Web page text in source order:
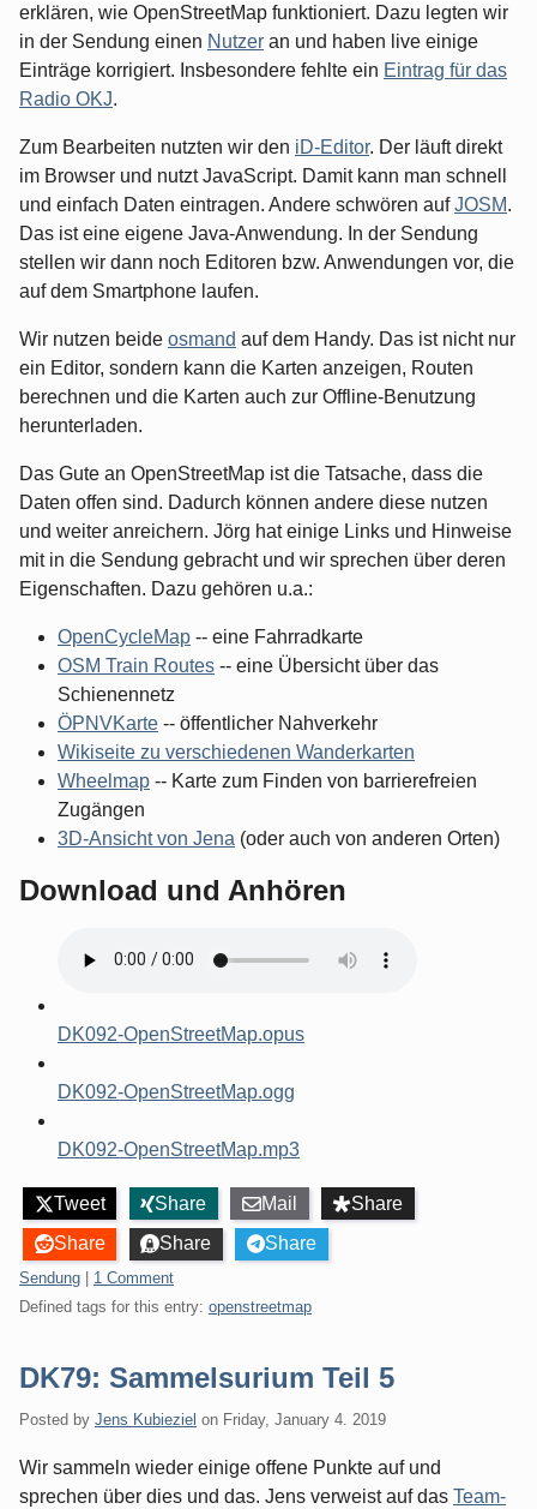
erklären, wie OpenStreetMap funktioniert. Dazu legten wir
in der Sendung einen Nutzer an und haben live einige
Einträge korrigiert. Insbesondere fehlte ein Eintrag für das
Radio OKJ.
Zum Bearbeiten nutzten wir den iD-Editor. Der läuft direkt
im Browser und nutzt JavaScript. Damit kann man schnell
und einfach Daten eintragen. Andere schwören aufJOSM.
Das ist eine eigene Java-Anwendung. In der Sendung
stellen wir dann noch Editoren bzw. Anwendungen vor, die
auf dem Smartphone laufen.
Wir nutzen beide osmand auf dem Handy. Das ist nicht nur
ein Editor, sondern kann die Karten anzeigen, Routen
berechnen und die Karten auch zur Offline-Benutzung
herunterladen.
Das Gute an OpenStreetMap ist die Tatsache, dass die
Daten offen sind. Dadurch können andere diese nutzen
und weiter anreichern. Jörg hat einige Links und Hinweise
mit in die Sendung gebracht und wir sprechen über deren
Eigenschaften. Dazu gehören u.a.:
OpenCycleMap -- eine Fahrradkarte
OSM Train Routes -- eine Übersicht über das
Schienennetz
ÖPNVKarte -- öffentlicher Nahverkehr
Wikiseite zu verschiedenen Wanderkarten
Wheelmap -- Karte zum Finden von barrierefreien
Zugängen
3D-Ansicht von Jena (oder auch von anderen Orten)
Download und Anhören
DK092-OpenStreetMap.opus
DK092-OpenStreetMap.ogg
DK092-OpenStreetMap.mp3
Tweet Share Mail
Share
Share
Share Share
Categories:
Sendung
1 Comment
Defined tags for this entry: openstreetmap
DK79: Sammelsurium Teil 5
Posted by Jens Kubieziel on Friday, January 4. 2019
Wir sammeln wieder einige offene Punkte auf und
sprechen über dies und das. Jens verweist auf das Team-